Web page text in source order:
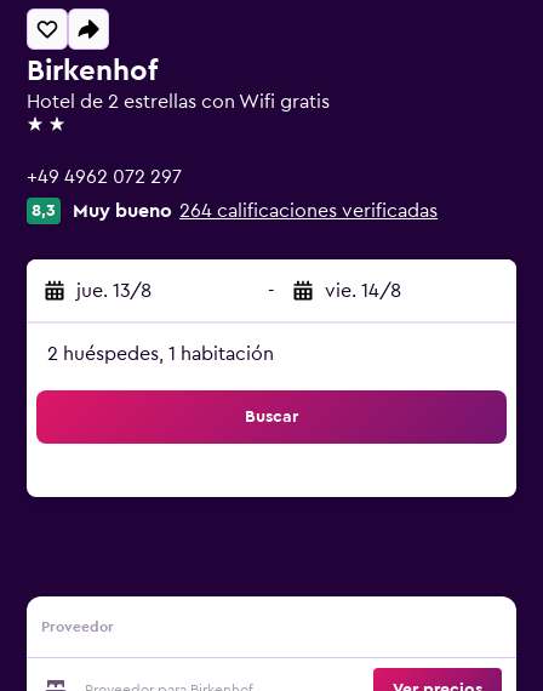
Birkenhof
Hotel de 2 estrellas con Wifi gratis
2 estrellas
+49 4962 072 297
8,3 Muy bueno 264 calificaciones verificadas
jue. 13/8 - vie. 14/8
2 huéspedes, 1 habitación
Buscar
Proveedor